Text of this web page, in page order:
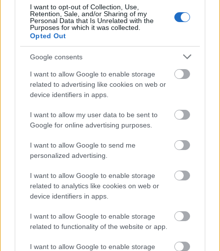
I want to opt-out of Collection, Use,
Retention, Sale, and/or Sharing of my
Personal Data that Is Unrelated with the
Purposes for which it was collected.
Opted Out
Google consents
I want to allow Google to enable storage
related to advertising like cookies on web or
device identifiers in apps.
I want to allow my user data to be sent to
Google for online advertising purposes.
I want to allow Google to send me
personalized advertising.
I want to allow Google to enable storage
related to analytics like cookies on web or
device identifiers in apps.
I want to allow Google to enable storage
related to functionality of the website or app.
I want to allow Google to enable storage